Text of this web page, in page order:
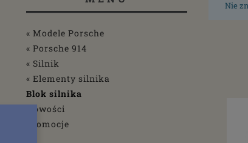
« Modele Porsche
« Porsche 914
« Silnik
« Elementy silnika
Blok silnika
Nowości
Promocje
Nie